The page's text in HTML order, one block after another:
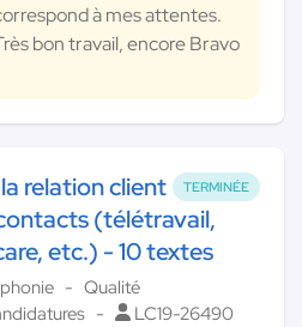
à mes attentes.
bon travail, encore Bravo
TERMINÉE
relation client
(télétravail,
etc.) - 10 textes
Qualité
LC19-26490